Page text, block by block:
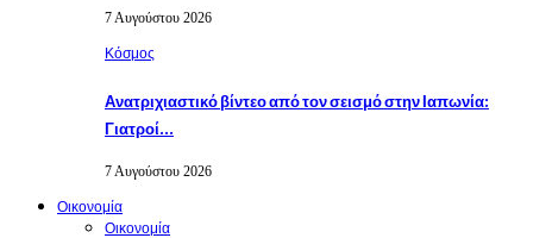
7 Αυγούστου 2026
Κόσμος
Ανατριχιαστικό βίντεο από τον σεισμό στην Ιαπωνία:
Γιατροί…
7 Αυγούστου 2026
Οικονομία
Οικονομία